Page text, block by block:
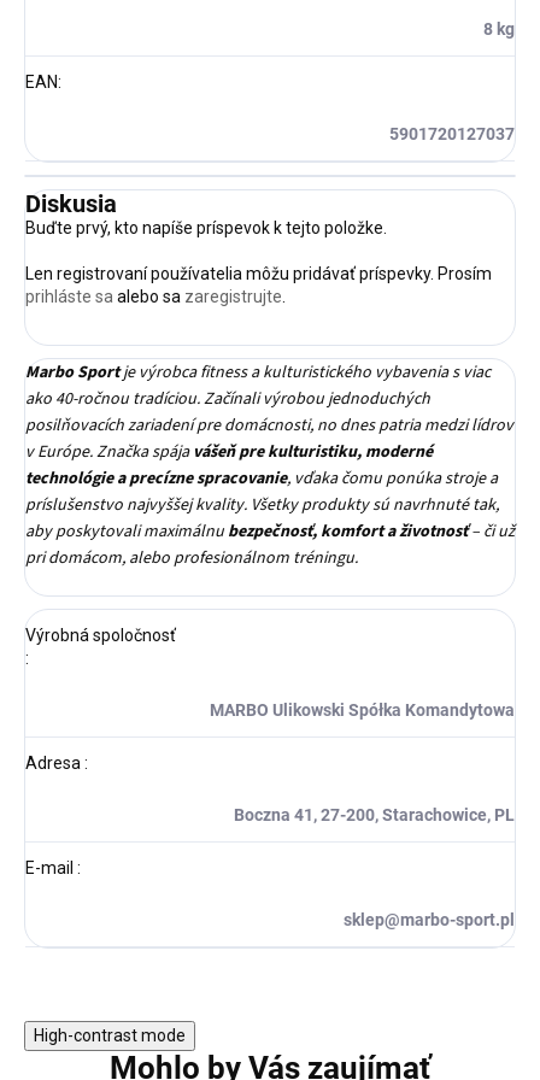
8 kg
EAN:
5901720127037
Diskusia
Buďte prvý, kto napíše príspevok k tejto položke.
Len registrovaní používatelia môžu pridávať príspevky. Prosím
prihláste sa alebo sa zaregistrujte
Marbo Sportje výrobca fitness a kulturistického vybavenia s viac
ako 40-ročnou tradíciou. Začínali výrobou jednoduchých
posilňovacích zariadení pre domácnosti, no dnes patria medzi lídrov
v Európe. Značka spája vášeň pre kulturistiku, moderné
technológie a precízne spracovanie, vďaka čomu ponúka stroje a
príslušenstvo najvyššej kvality. Všetky produkty sú navrhnuté tak,
aby poskytovali maximálnu bezpečnosť, komfort a životnosť– či už
pri domácom, alebo profesionálnom tréningu.
Výrobná spoločnosť
:
MARBO Ulikowski Spółka Komandytowa
Adresa :
Boczna 41, 27-200, Starachowice, PL
E-mail :
sklep@marbo-sport.pl
High-contrast mode
Mohlo by Vás zaujímať